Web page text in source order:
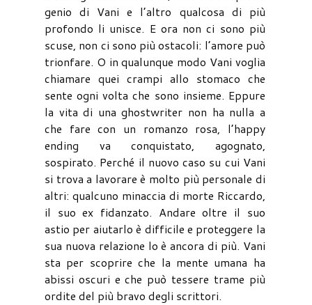
genio di Vani e l’altro qualcosa di più
profondo li unisce. E ora non ci sono più
scuse, non ci sono più ostacoli: l’amore può
trionfare. O in qualunque modo Vani voglia
chiamare quei crampi allo stomaco che
sente ogni volta che sono insieme. Eppure
la vita di una ghostwriter non ha nulla a
che fare con un romanzo rosa, l’happy
ending va conquistato, agognato,
sospirato. Perché il nuovo caso su cui Vani
si trova a lavorare è molto più personale di
altri: qualcuno minaccia di morte Riccardo,
il suo ex fidanzato. Andare oltre il suo
astio per aiutarlo è difficile e proteggere la
sua nuova relazione lo è ancora di più. Vani
sta per scoprire che la mente umana ha
abissi oscuri e che può tessere trame più
ordite del più bravo degli scrittori.